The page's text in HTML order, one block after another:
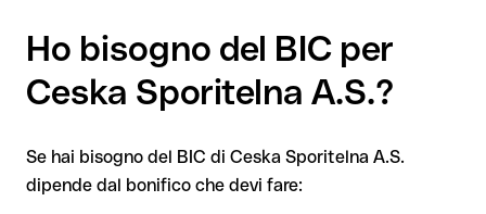
Ho bisogno del BIC per
Ceska Sporitelna A.S.?
Se hai bisogno del BIC di Ceska Sporitelna A.S.
dipende dal bonifico che devi fare: